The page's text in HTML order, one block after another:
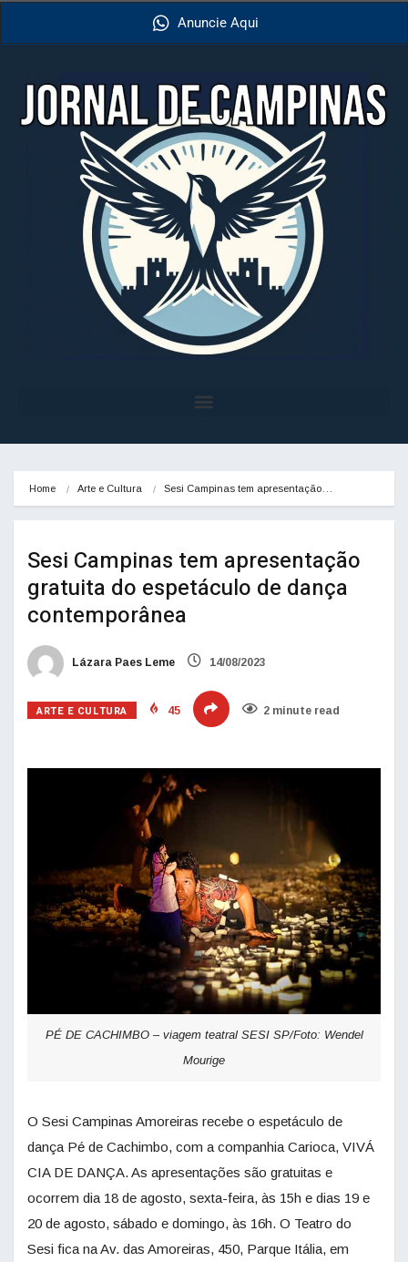
Anuncie Aqui
Home Arte e Cultura Sesi Campinas tem apresentação…
Sesi Campinas tem apresentação
gratuita do espetáculo de dança
contemporânea
Lázara Paes Leme 14/08/2023
ARTE E CULTURA 45 2 minute read
PÉ DE CACHIMBO – viagem teatral SESI SP/Foto: Wendel
Mourige
O Sesi Campinas Amoreiras recebe o espetáculo de
dança Pé de Cachimbo, com a companhia Carioca, VIVÁ
CIA DE DANÇA. As apresentações são gratuitas e
ocorrem dia 18 de agosto, sexta-feira, às 15h e dias 19 e
20 de agosto, sábado e domingo, às 16h. O Teatro do
Sesi fica na Av. das Amoreiras, 450, Parque Itália, em